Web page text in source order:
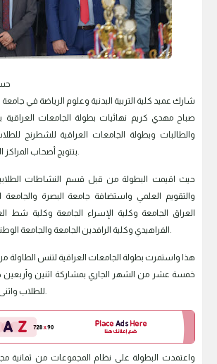
شارك عميد كلية التربية البدنية وعلوم الرياضة في جامعة
صباح مهدي كريم نهائيات بطولة الجامعات العراقية
والطالبات وبطولة الجامعات العراقية للشطرنج
حيث اقيمت البطولة من قبل قسم النشاطات
والتقويم العلمي واستضافة جامعة البصرة والجامعة
العراق الجامعة وكلية الإسراء الجامعة وكلية شط
هذا واستمرت بطولة الجامعات العراقية لتنس الطاولة
خمسة عشر من الشهر الجاري بمشاركة اثنين وأربعين
واعتمدت البطولة على نظام المجموعات من ثمانية